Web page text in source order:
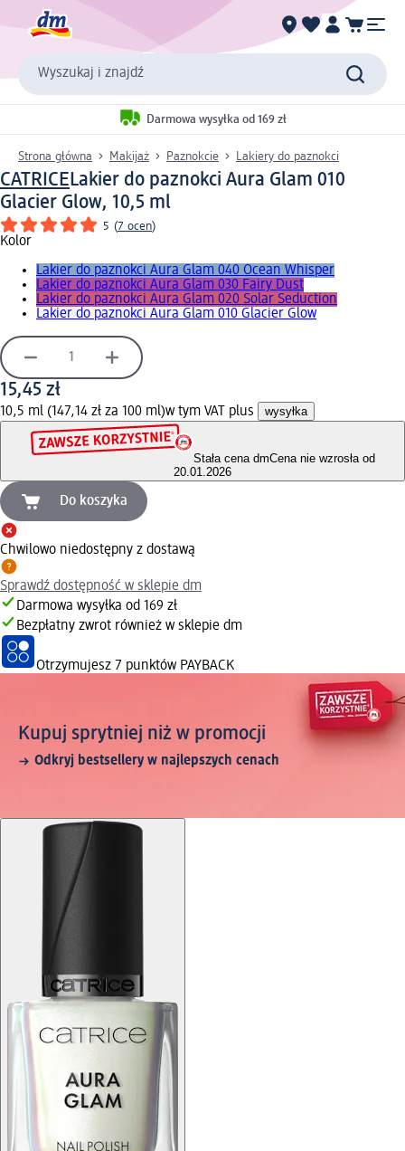
Wyszukaj i znajdź
Darmowa wysyłka od 169 zł
Strona główna Makijaż Paznokcie Lakiery do paznokci
CATRICELakier do paznokci Aura Glam 010
Glacier Glow, 10,5 ml
5 (7 ocen)
Kolor
Lakier do paznokci Aura Glam 040 Ocean Whisper
Lakier do paznokci Aura Glam 030 Fairy Dust
Lakier do paznokci Aura Glam 020 Solar Seduction
Lakier do paznokci Aura Glam 010 Glacier Glow
15,45 zł
10,5 ml (147,14 zł za 100 ml)w tym VAT plus wysyłka
Stała cena dmCena nie wzrosła od
20.01.2026
Do koszyka
Chwilowo niedostępny z dostawą
Sprawdź dostępność w sklepie dm
Darmowa wysyłka od 169 zł
Bezpłatny zwrot również w sklepie dm
Otrzymujesz 7 punktów PAYBACK
Kupuj sprytniej niż w promocji
Odkryj bestsellery w najlepszych cenach